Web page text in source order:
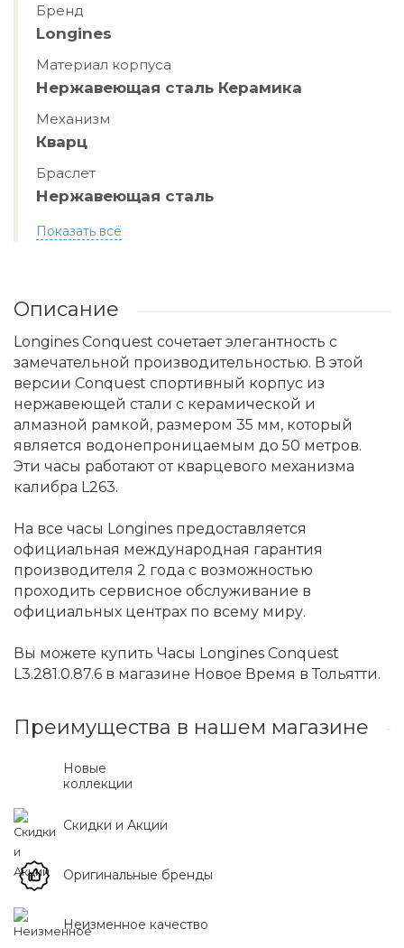
Бренд
Longines
Материал корпуса
Нержавеющая сталь Керамика
Механизм
Кварц
Браслет
Нержавеющая сталь
Показать всё
Описание
Longines Conquest сочетает элегантность с
замечательной производительностью. В этой
версии Conquest спортивный корпус из
нержавеющей стали с керамической и
алмазной рамкой, размером 35 мм, который
является водонепроницаемым до 50 метров.
Эти часы работают от кварцевого механизма
калибра L263.
На все часы Longines предоставляется
официальная международная гарантия
производителя 2 года с возможностью
проходить сервисное обслуживание в
официальных центрах по всему миру.
Вы можете купить Часы Longines Conquest
L3.281.0.87.6 в магазине Новое Время в Тольятти.
Преимущества в нашем магазине
Новые
коллекции
Скидки и Акции
Оригинальные бренды
Неизменное качество